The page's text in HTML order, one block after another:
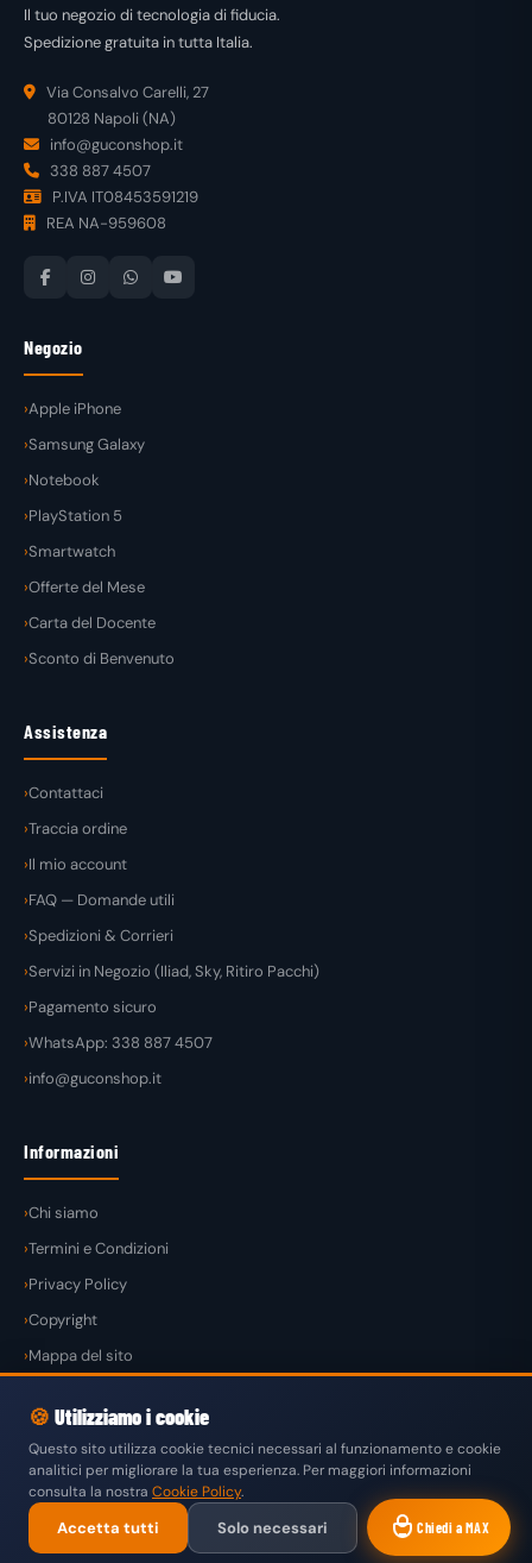
Il tuo negozio di tecnologia di fiducia.
Spedizione gratuita in tutta Italia.
Via Consalvo Carelli, 27
80128 Napoli (NA)
info@guconshop.it
338 887 4507
P.IVA IT08453591219
REA NA-959608
Negozio
Apple iPhone
Samsung Galaxy
Notebook
PlayStation 5
Smartwatch
Offerte del Mese
Carta del Docente
Sconto di Benvenuto
Assistenza
Contattaci
Traccia ordine
Il mio account
FAQ — Domande utili
Spedizioni & Corrieri
Servizi in Negozio (Iliad, Sky, Ritiro Pacchi)
Pagamento sicuro
WhatsApp: 338 887 4507
info@guconshop.it
Informazioni
Chi siamo
Termini e Condizioni
Privacy Policy
Copyright
Mappa del sito
© 2026 GuconShopdi Guglielmo Conte — Tutti i diritti riservati.
VISA MASTERCARD PAYPAL KLARNA SATISPAY
BONIFICO Chiedi a MAX
🍪 Utilizziamo i cookie
Questo sito utilizza cookie tecnici necessari al funzionamento e cookie
analitici per migliorare la tua esperienza. Per maggiori informazioni
consulta la nostra Cookie Policy.
Accetta tutti Solo necessari